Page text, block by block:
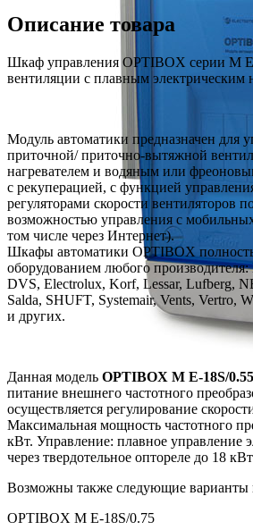
Описание товара
Шкаф управления OPTIBOX серии M
вентиляции с плавным электрическим
Модуль автоматики предназначен для
приточной/ приточно-вытяжной
нагревателем и водяным или
с рекуперацией, с функцией
регуляторами скорости вентиляторов
возможностью управления с
том числе через Интернет).
Шкафы автоматики OPTIBOX
оборудованием любого
DVS, Electrolux, Korf, Lessar, Lufberg,
Salda, SHUFT, Systemair, Vents, Vertro,
и других.
Данная модель OPTIBOX M E-18S/0.55
питание внешнего частотного
осуществляется регулирование
Максимальная мощность частотного
кВт. Управление: плавное управление
через твердотельное оптореле до 18
Возможны также следующие варианты
OPTIBOX M E-18S/0.75